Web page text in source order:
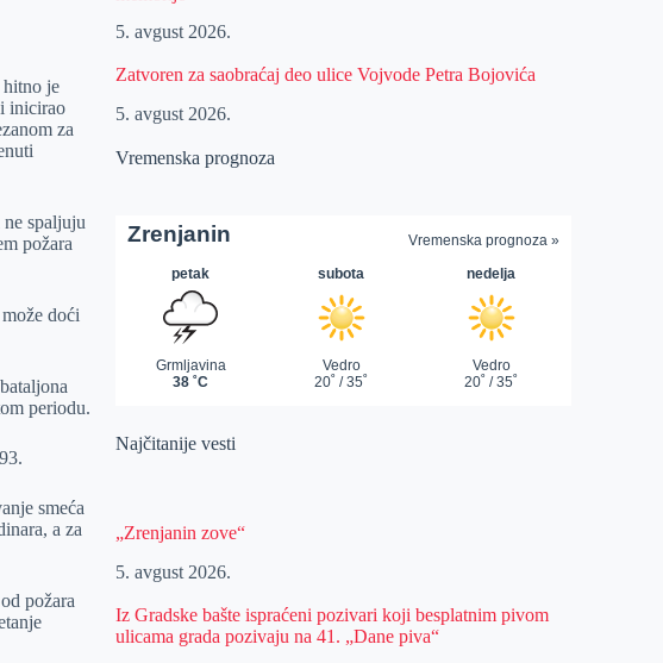
hitno je
inicirao
za
spaljuju
požara
doći
periodu.
smeća
a za
požara
5. avgust 2026.
Zatvoren za saobraćaj deo ulice Vojvode Petra Bojovića
5. avgust 2026.
Vremenska prognoza
Najčitanije vesti
„Zrenjanin zove“
5. avgust 2026.
Iz Gradske bašte ispraćeni pozivari koji besplatnim pivom
ulicama grada pozivaju na 41. „Dane piva“